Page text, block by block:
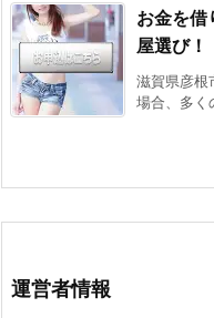
お金を借
屋選び！
滋賀県彦根
場合、多く
運営者情報